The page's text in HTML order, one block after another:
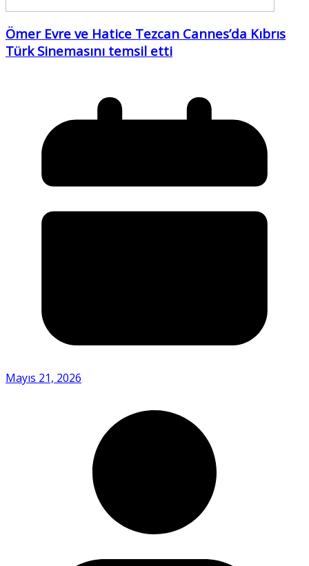
Ömer Evre ve Hatice Tezcan Cannes’da Kıbrıs
Türk Sinemasını temsil etti
Mayıs 21, 2026